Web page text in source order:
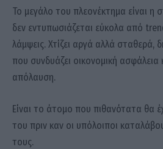
Το μεγάλο του πλεονέκτημα είναι η
δεν εντυπωσιάζεται εύκολα από
λάμψεις. Χτίζει αργά αλλά σταθερά,
που συνδυάζει οικονομική ασφάλεια
απόλαυση.
Είναι το άτομο που πιθανότατα θα
του πριν καν οι υπόλοιποι
τους.